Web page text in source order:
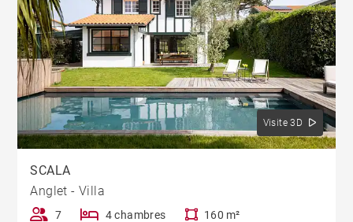
Visite 3D
SCALA
Anglet - Villa
7 4 chambres 160 m²